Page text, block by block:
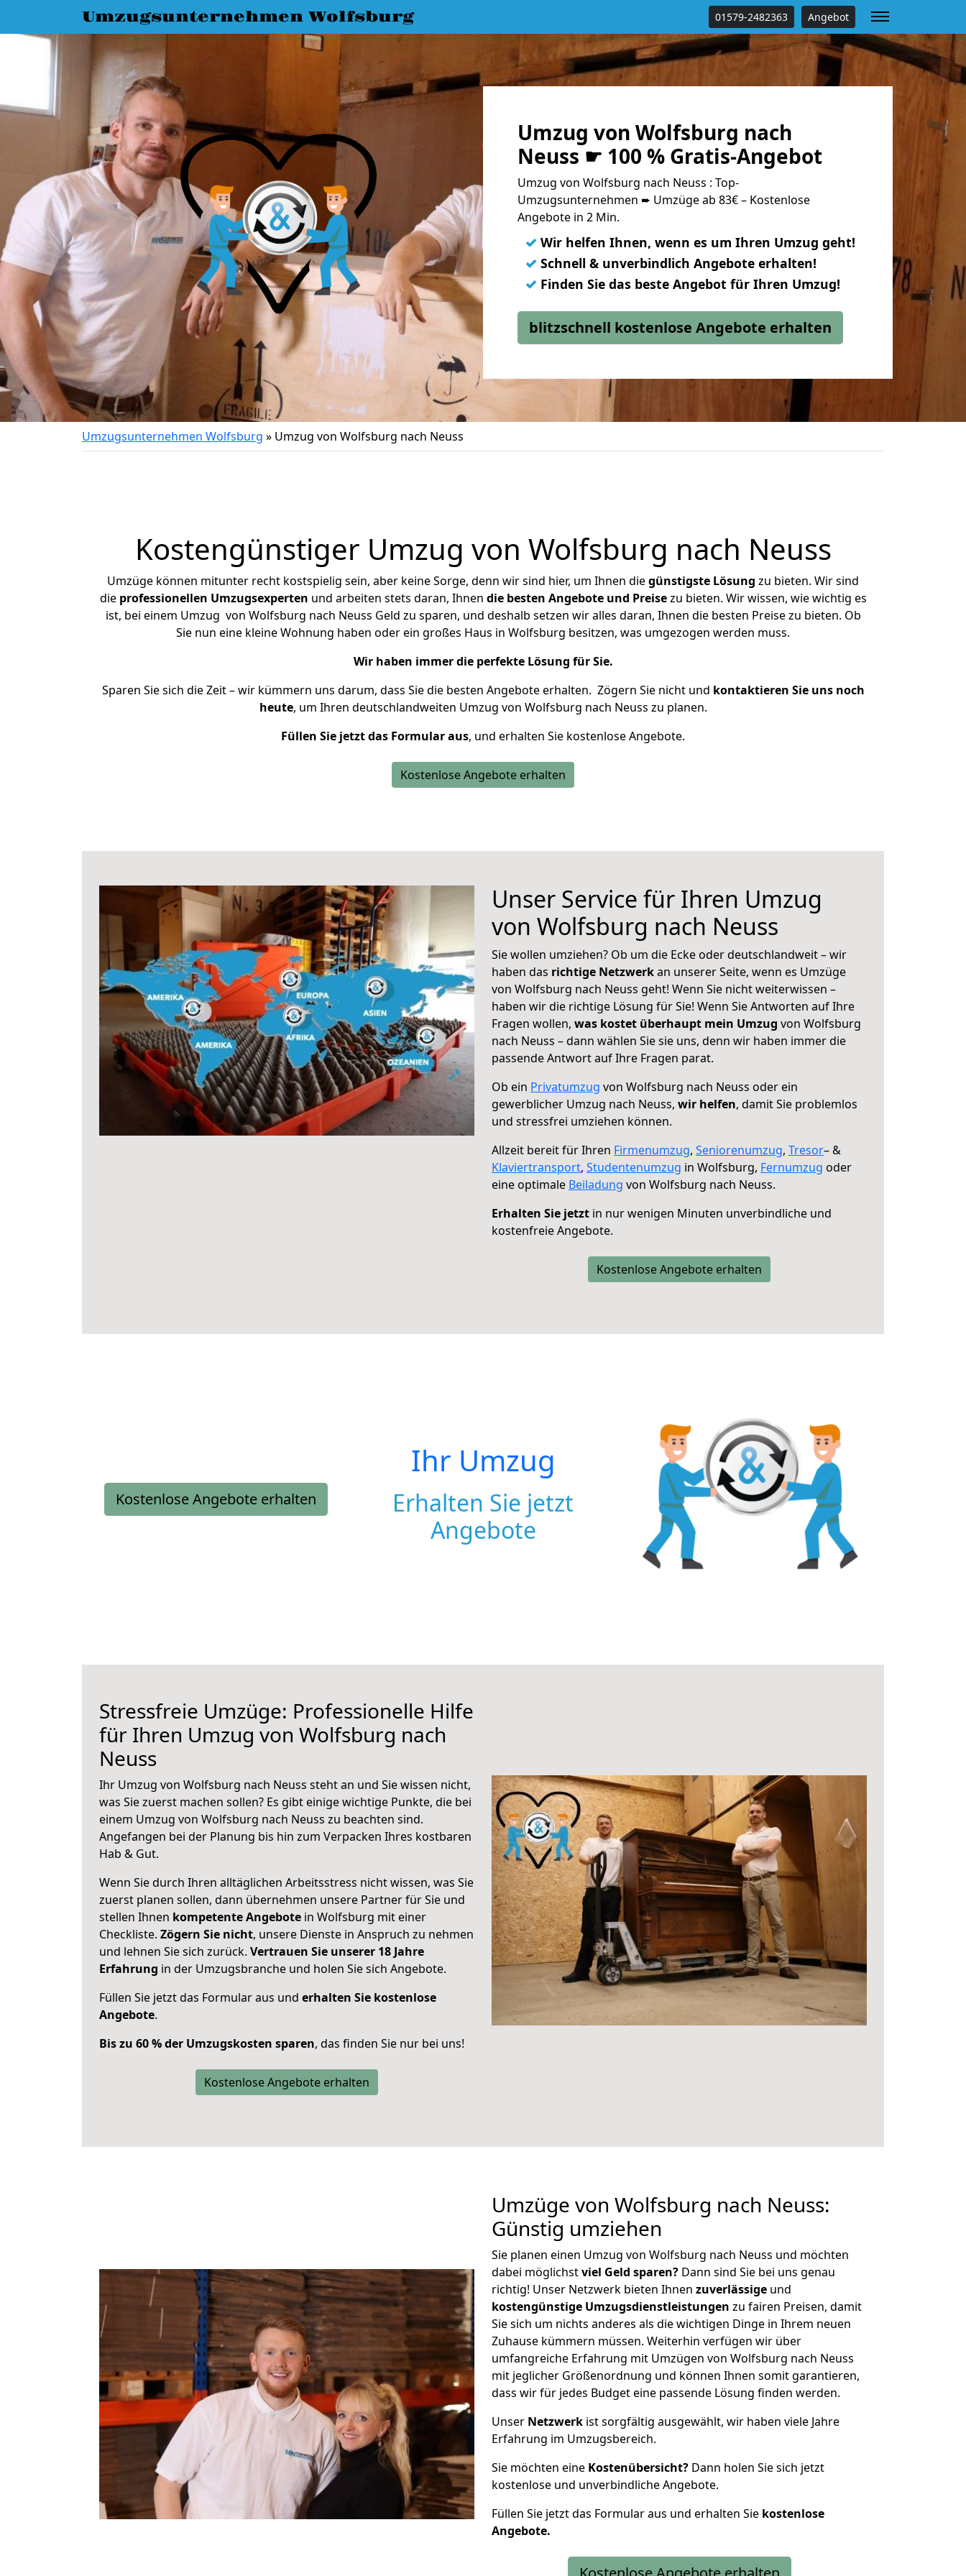
Umzugsunternehmen Wolfsburg 01579-2482363 Angebot
Umzug von Wolfsburg nach
Neuss ☛ 100 % Gratis-Angebot
Umzug von Wolfsburg nach Neuss : Top-
Umzugsunternehmen ➨ Umzüge ab 83€ – Kostenlose
Angebote in 2 Min.
✓ Wir helfen Ihnen, wenn es um Ihren Umzug geht!
✓ Schnell & unverbindlich Angebote erhalten!
✓ Finden Sie das beste Angebot für Ihren Umzug!
blitzschnell kostenlose Angebote erhalten
Umzugsunternehmen Wolfsburg » Umzug von Wolfsburg nach Neuss
Kostengünstiger Umzug von Wolfsburg nach Neuss
Umzüge können mitunter recht kostspielig sein, aber keine Sorge, denn wir sind hier, um Ihnen diegünstigste Lösung zu bieten. Wir sind
die professionellen Umzugsexperten und arbeiten stets daran, Ihnen die besten Angebote und Preisezu bieten. Wir wissen, wie wichtig es
ist, bei einem Umzug von Wolfsburg nach Neuss Geld zu sparen, und deshalb setzen wir alles daran, Ihnen die besten Preise zu bieten. Ob
Sie nun eine kleine Wohnung haben oder ein großes Haus in Wolfsburg besitzen, was umgezogen werden muss.
Wir haben immer die perfekte Lösung für Sie.
Sparen Sie sich die Zeit – wir kümmern uns darum, dass Sie die besten Angebote erhalten. Zögern Sie nicht und kontaktieren Sie uns noch
heute, um Ihren deutschlandweiten Umzug von Wolfsburg nach Neuss zu planen.
Füllen Sie jetzt das Formular aus, und erhalten Sie kostenlose Angebote.
Kostenlose Angebote erhalten
Unser Service für Ihren Umzug
von Wolfsburg nach Neuss
Sie wollen umziehen? Ob um die Ecke oder deutschlandweit – wir
haben das richtige Netzwerkan unserer Seite, wenn es Umzüge
von Wolfsburg nach Neuss geht! Wenn Sie nicht weiterwissen –
haben wir die richtige Lösung für Sie! Wenn Sie Antworten auf Ihre
Fragen wollen, was kostet überhaupt mein Umzug von Wolfsburg
nach Neuss – dann wählen Sie sie uns, denn wir haben immer die
passende Antwort auf Ihre Fragen parat.
Ob ein Privatumzug von Wolfsburg nach Neuss oder ein
gewerblicher Umzug nach Neuss, wir helfen, damit Sie problemlos
und stressfrei umziehen können.
Allzeit bereit für Ihren Firmenumzug, Seniorenumzug, Tresor– &
Klaviertransport, Studentenumzug in Wolfsburg, Fernumzug oder
eine optimale Beiladung von Wolfsburg nach Neuss.
Erhalten Sie jetzt in nur wenigen Minuten unverbindliche und
kostenfreie Angebote.
Kostenlose Angebote erhalten
Kostenlose Angebote erhalten
Ihr Umzug
Erhalten Sie jetzt
Angebote
Stressfreie Umzüge: Professionelle Hilfe
für Ihren Umzug von Wolfsburg nach
Neuss
Ihr Umzug von Wolfsburg nach Neuss steht an und Sie wissen nicht,
was Sie zuerst machen sollen? Es gibt einige wichtige Punkte, die bei
einem Umzug von Wolfsburg nach Neuss zu beachten sind.
Angefangen bei der Planung bis hin zum Verpacken Ihres kostbaren
Hab & Gut.
Wenn Sie durch Ihren alltäglichen Arbeitsstress nicht wissen, was Sie
zuerst planen sollen, dann übernehmen unsere Partner für Sie und
stellen Ihnen kompetente Angebote in Wolfsburg mit einer
Checkliste. Zögern Sie nicht, unsere Dienste in Anspruch zu nehmen
und lehnen Sie sich zurück. Vertrauen Sie unserer 18 Jahre
Erfahrung in der Umzugsbranche und holen Sie sich Angebote.
Füllen Sie jetzt das Formular aus und erhalten Sie kostenlose
Angebote.
Bis zu 60 % der Umzugskosten sparen, das finden Sie nur bei uns!
Kostenlose Angebote erhalten
Umzüge von Wolfsburg nach Neuss:
Günstig umziehen
Sie planen einen Umzug von Wolfsburg nach Neuss und möchten
dabei möglichstviel Geld sparen? Dann sind Sie bei uns genau
richtig! Unser Netzwerk bieten Ihnen zuverlässige und
kostengünstige Umzugsdienstleistungen zu fairen Preisen, damit
Sie sich um nichts anderes als die wichtigen Dinge in Ihrem neuen
Zuhause kümmern müssen. Weiterhin verfügen wir über
umfangreiche Erfahrung mit Umzügen von Wolfsburg nach Neuss
mit jeglicher Größenordnung und können Ihnen somit garantieren,
dass wir für jedes Budget eine passende Lösung finden werden.
Unser Netzwerk ist sorgfältig ausgewählt, wir haben viele Jahre
Erfahrung im Umzugsbereich.
Sie möchten eine Kostenübersicht? Dann holen Sie sich jetzt
kostenlose und unverbindliche Angebote.
Füllen Sie jetzt das Formular aus und erhalten Sie kostenlose
Angebote.